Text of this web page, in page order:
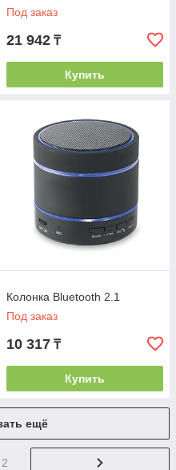
Под заказ
21 942 ₸
Купить
Колонка Bluetooth 2.1
Под заказ
10 317 ₸
Купить
ещё